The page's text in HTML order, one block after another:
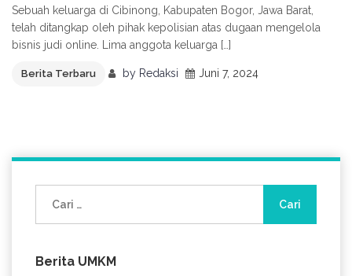
Sebuah keluarga di Cibinong, Kabupaten Bogor, Jawa Barat,
telah ditangkap oleh pihak kepolisian atas dugaan mengelola
bisnis judi online. Lima anggota keluarga […]
Berita Terbaru by Redaksi Juni 7, 2024
untuk:
Berita UMKM